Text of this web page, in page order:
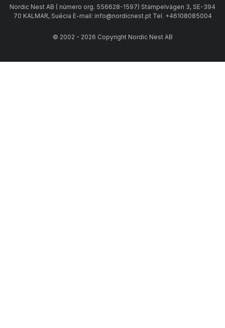
Nordic Nest AB ( número org. 556628-1597) Stämpelvägen 3, SE-394
70 KALMAR, Suécia E-mail: info@nordicnest.pt Tel. +46108085004
© 2002 - 2026 Copyright Nordic Nest AB